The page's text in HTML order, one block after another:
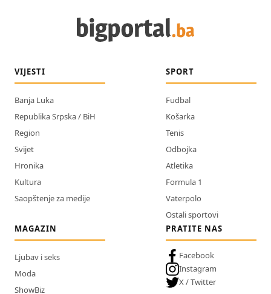
VIJESTI
Banja Luka
Republika Srpska / BiH
Region
Svijet
Hronika
Kultura
Saopštenje za medije
SPORT
Fudbal
Košarka
Tenis
Odbojka
Atletika
Formula 1
Vaterpolo
Ostali sportovi
MAGAZIN
Ljubav i seks
Moda
ShowBiz
PRATITE NAS
Facebook
Instagram
X / Twitter